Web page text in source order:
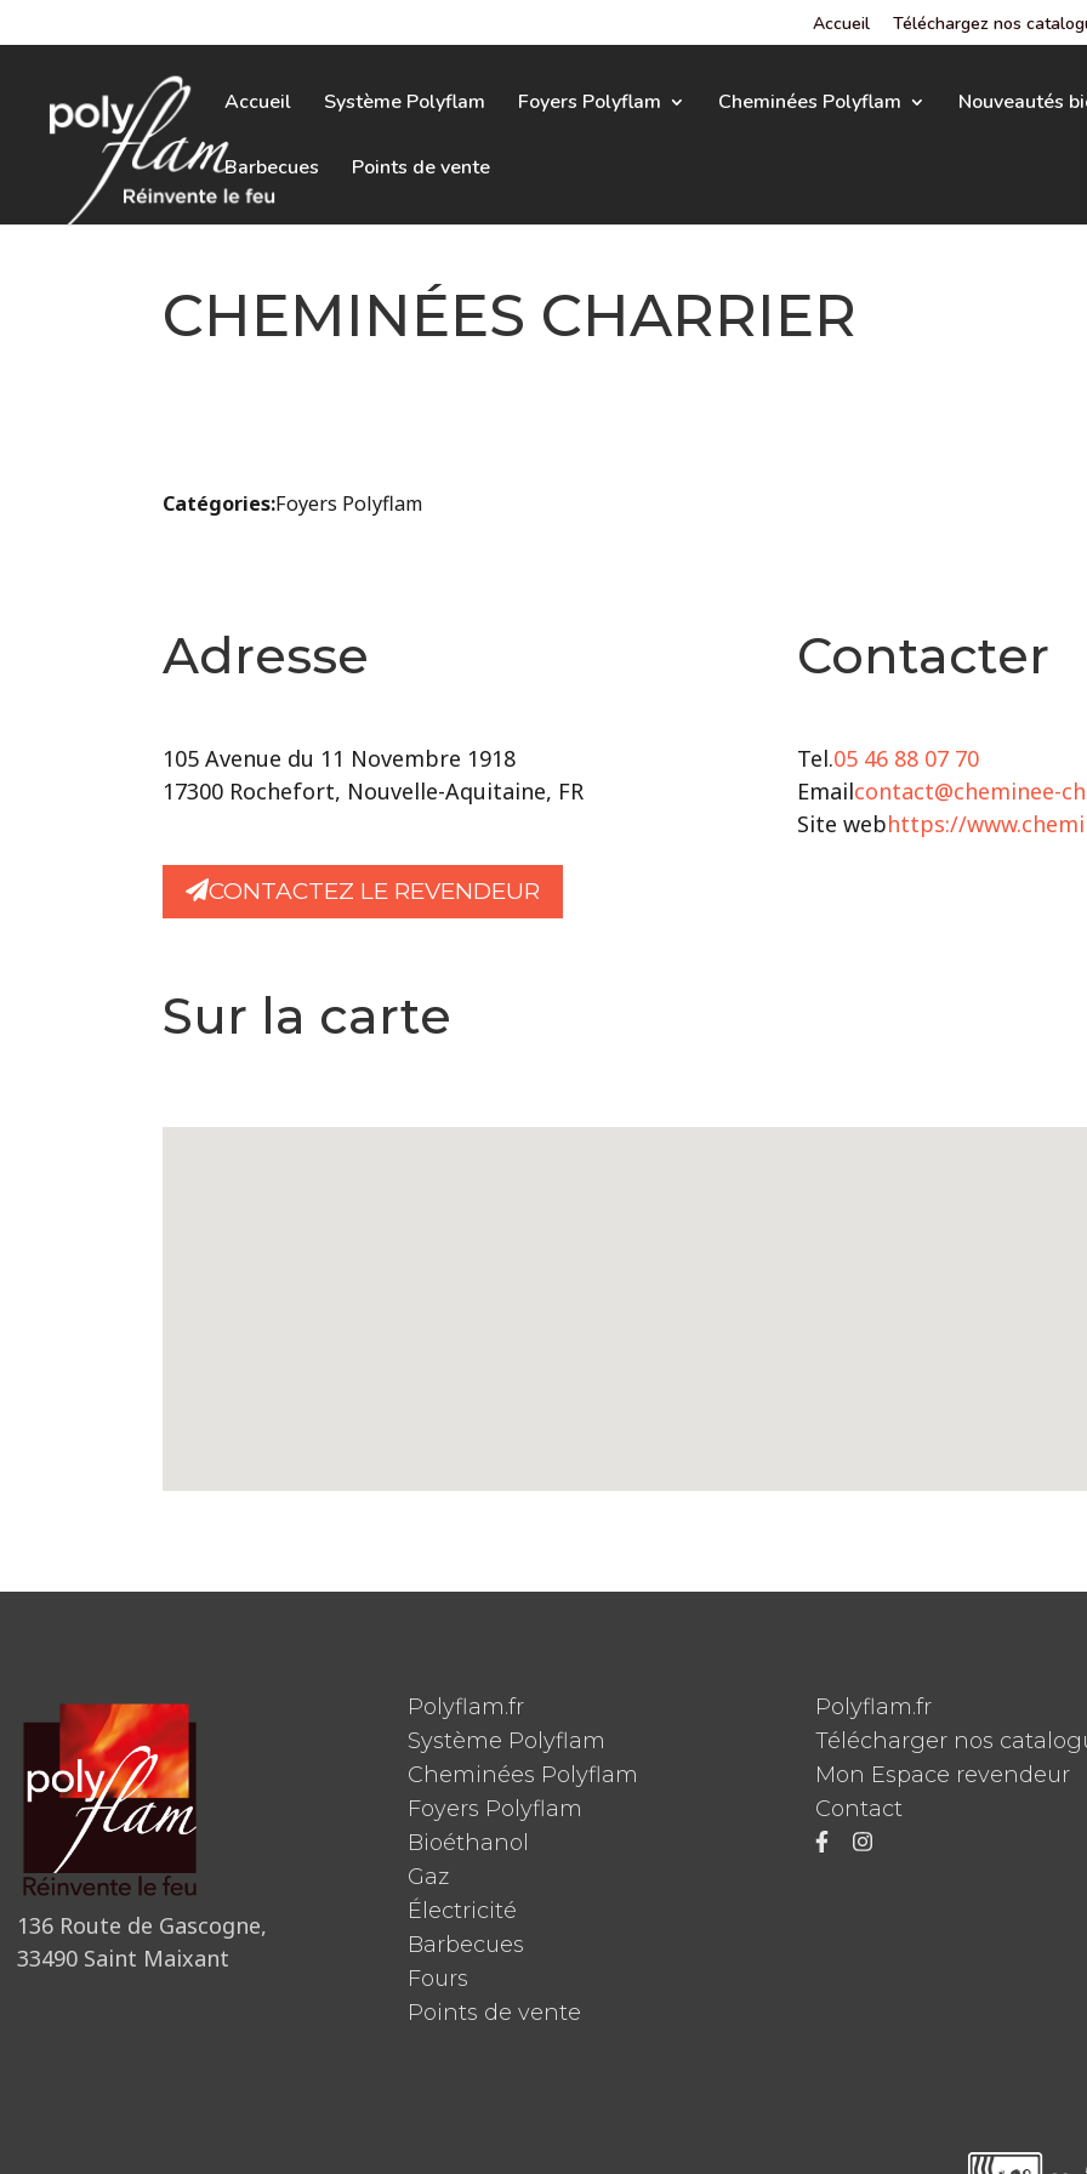
Accueil Téléchargez nos
Accueil Système Polyflam Foyers Polyflam Cheminées Polyflam Nouveautés
Barbecues Points de vente
CHEMINÉES CHARRIER
Catégories:Foyers Polyflam
Adresse
105 Avenue du 11 Novembre 1918
17300 Rochefort, Nouvelle-Aquitaine, FR
Contacter
Tel.05 46 88 07 70
Emailcontact@cheminee-
Site webhttps://
CONTACTEZ LE REVENDEUR
Sur la carte
136 Route de Gascogne,
33490 Saint Maixant
Polyflam.fr
Système Polyflam
Cheminées Polyflam
Foyers Polyflam
Bioéthanol
Gaz
Électricité
Barbecues
Fours
Points de vente
Polyflam.fr
Télécharger nos
Mon Espace revendeur
Contact